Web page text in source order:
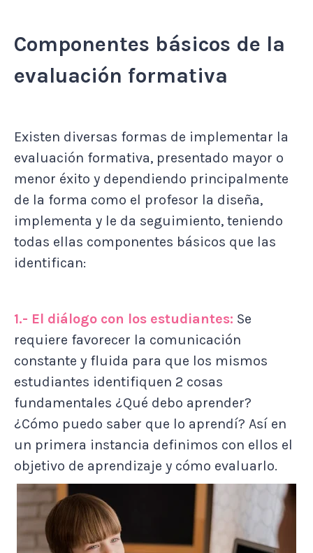
Componentes básicos de la
evaluación formativa
Existen diversas formas de implementar la
evaluación formativa, presentado mayor o
menor éxito y dependiendo principalmente
de la forma como el profesor la diseña,
implementa y le da seguimiento, teniendo
todas ellas componentes básicos que las
identifican:
1.- El diálogo con los estudiantes: Se
requiere favorecer la comunicación
constante y fluida para que los mismos
estudiantes identifiquen 2 cosas
fundamentales ¿Qué debo aprender?
¿Cómo puedo saber que lo aprendí? Así en
un primera instancia definimos con ellos el
objetivo de aprendizaje y cómo evaluarlo.